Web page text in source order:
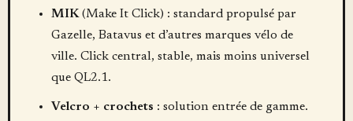
MIK(Make It Click) : standard propulsé par
Gazelle, Batavus et d’autres marques vélo de
ville. Click central, stable, mais moins universel
que QL2.1.
Velcro + crochets : solution entrée de gamme.